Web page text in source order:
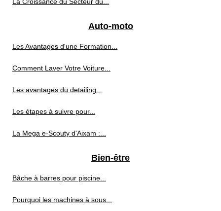
Auto-moto
Les Avantages d'une Formation...
Comment Laver Votre Voiture...
Les avantages du detailing...
Les étapes à suivre pour...
La Mega e-Scouty d'Aixam :...
Bien-être
Bâche à barres pour piscine...
Pourquoi les machines à sous...